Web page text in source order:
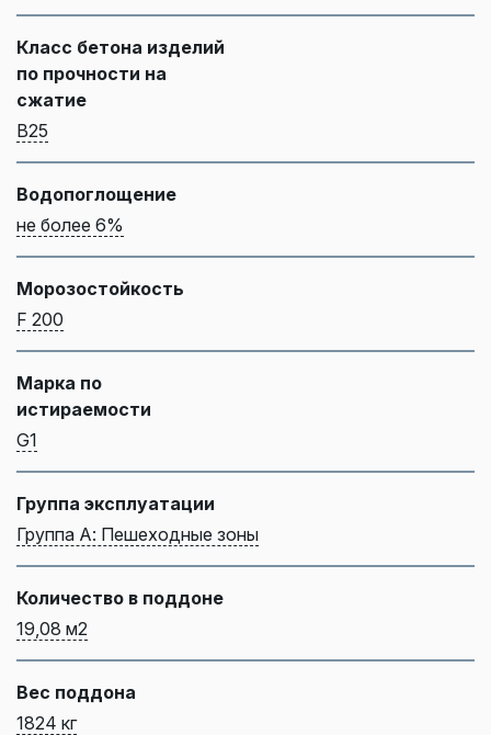
Класс бетона изделий
по прочности на
сжатие
B25
Водопоглощение
не более 6%
Морозостойкость
F 200
Марка по
истираемости
G1
Группа эксплуатации
Группа А: Пешеходные зоны
Количество в поддоне
19,08 м2
Вес поддона
1824 кг